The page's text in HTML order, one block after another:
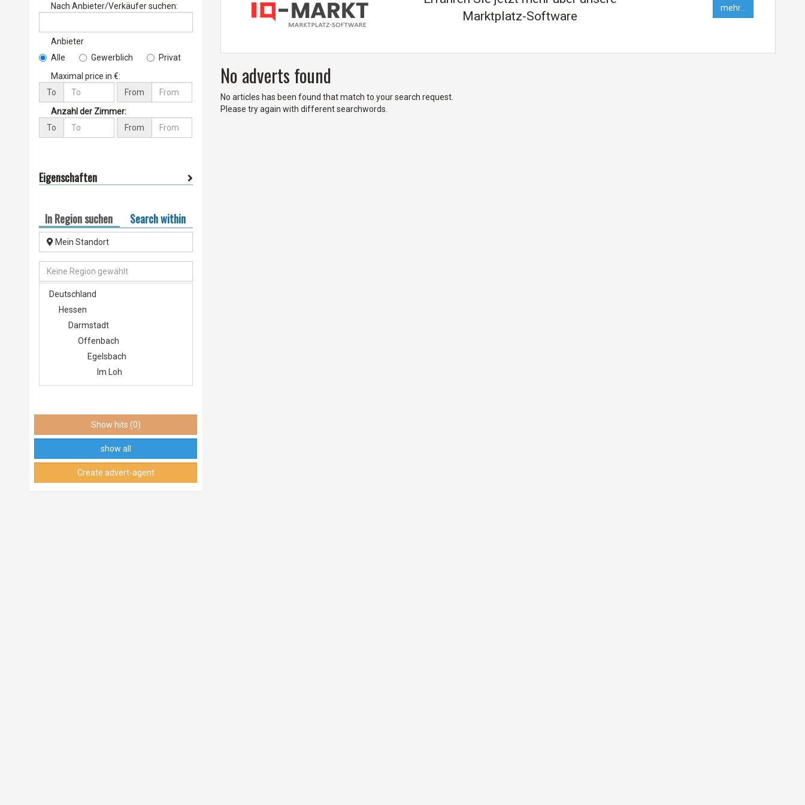
Marktplatz-Software
mehr...
No adverts found
No articles has been found that match to your search request.
Please try again with different searchwords.
Nach Anbieter/Verkäufer suchen:
Anbieter
Alle
Gewerblich
Privat
Maximal price in €:
To
From
Anzahl der Zimmer:
To
From
Eigenschaften
In Region suchen Search within
Mein Standort
Keine Region gewählt
Deutschland
Hessen
Darmstadt
Offenbach
Egelsbach
Im Loh
Langen (Hessen)
Sprendlingen
Frankfurt am Main
Innenstadt
Nordend-Ost
Show hits (0)
show all
Create advert-agent